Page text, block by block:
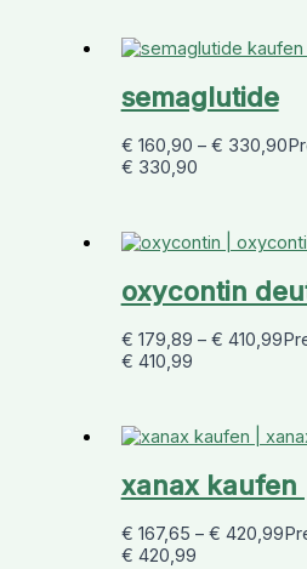
semaglutide
€ 160,90 – € 330,90
€ 330,90
oxycontin
€ 179,89 – € 410,99
€ 410,99
xanax kaufen
€ 167,65 – € 420,99
€ 420,99